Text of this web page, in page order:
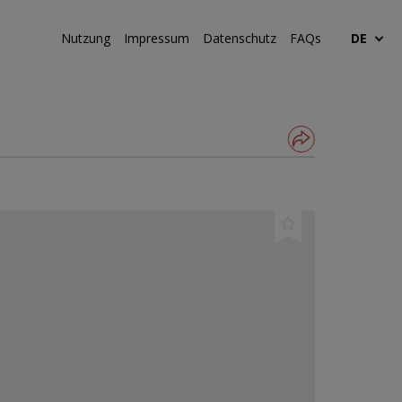
Nutzung Impressum Datenschutz FAQs DE